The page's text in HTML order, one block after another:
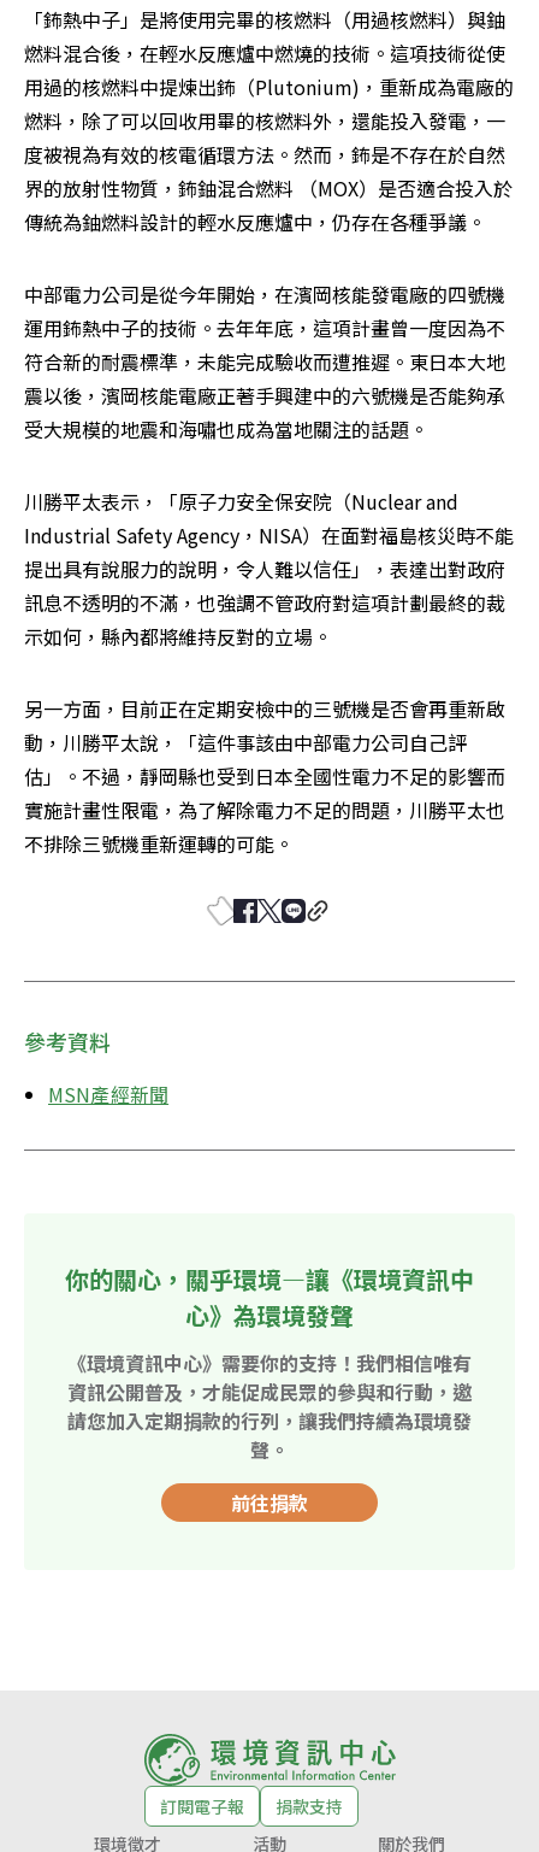
「鈽熱中子」是將使用完畢的核燃料（用過核燃料）與鈾
燃料混合後，在輕水反應爐中燃燒的技術。這項技術從使
用過的核燃料中提煉出鈽（Plutonium)，重新成為電廠的
燃料，除了可以回收用畢的核燃料外，還能投入發電，一
度被視為有效的核電循環方法。然而，鈽是不存在於自然
界的放射性物質，鈽鈾混合燃料 （MOX）是否適合投入於
傳統為鈾燃料設計的輕水反應爐中，仍存在各種爭議。
中部電力公司是從今年開始，在濱岡核能發電廠的四號機
運用鈽熱中子的技術。去年年底，這項計畫曾一度因為不
符合新的耐震標準，未能完成驗收而遭推遲。東日本大地
震以後，濱岡核能電廠正著手興建中的六號機是否能夠承
受大規模的地震和海嘯也成為當地關注的話題。
川勝平太表示，「原子力安全保安院（Nuclear and
Industrial Safety Agency，NISA）在面對福島核災時不能
提出具有說服力的說明，令人難以信任」，表達出對政府
訊息不透明的不滿，也強調不管政府對這項計劃最終的裁
示如何，縣內都將維持反對的立場。
另一方面，目前正在定期安檢中的三號機是否會再重新啟
動，川勝平太說，「這件事該由中部電力公司自己評
估」。不過，靜岡縣也受到日本全國性電力不足的影響而
實施計畫性限電，為了解除電力不足的問題，川勝平太也
不排除三號機重新運轉的可能。
參考資料
MSN產經新聞
你的關心，關乎環境—讓《環境資訊中
心》為環境發聲
《環境資訊中心》需要你的支持！我們相信唯有
資訊公開普及，才能促成民眾的參與和行動，邀
請您加入定期捐款的行列，讓我們持續為環境發
聲。
前往捐款
訂閱電子報
捐款支持
環境徵才
活動 關於我們